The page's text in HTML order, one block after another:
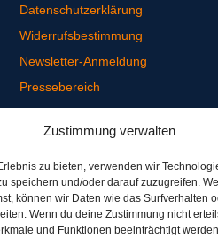
Zustimmung verwalten
zu bieten, verwenden wir
speichern und/oder darauf zuzugreifen.
können wir Daten wie das Surfverhalten
Wenn du deine Zustimmung nicht
und Funktionen beeinträchtigt
Datenschutzerklärung
Widerrufsbestimmung
Newsletter-Anmeldung
Pressebereich
Ausbildungsverordnung